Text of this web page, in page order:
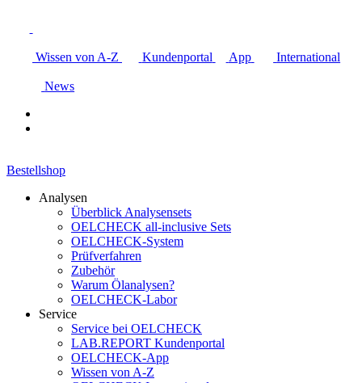
Wissen von A-Z Kundenportal App International
News
Bestellshop
Analysen
Überblick Analysensets
OELCHECK all-inclusive Sets
OELCHECK-System
Prüfverfahren
Zubehör
Warum Ölanalysen?
OELCHECK-Labor
Service
Service bei OELCHECK
LAB.REPORT Kundenportal
OELCHECK-App
Wissen von A-Z